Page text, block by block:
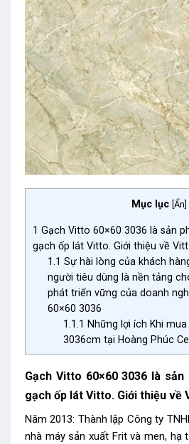
Mục lục Ẩn
1 Gạch Vitto 60×60 3036 là sản
gạch ốp lát Vitto. Giới thiệu về
1.1 Sự hài lòng của khách
người tiêu dùng là nền tảng
phát triển vững của doanh
60×60 3036
1.1.1 Những lợi ích Khi
3036cm tại Hoàng Phúc
Gạch Vitto 60×60 3036 là
gạch ốp lát Vitto. Giới thiệu về
Năm 2013: Thành lập Công ty
nhà máy sản xuất Frit và men, hạ